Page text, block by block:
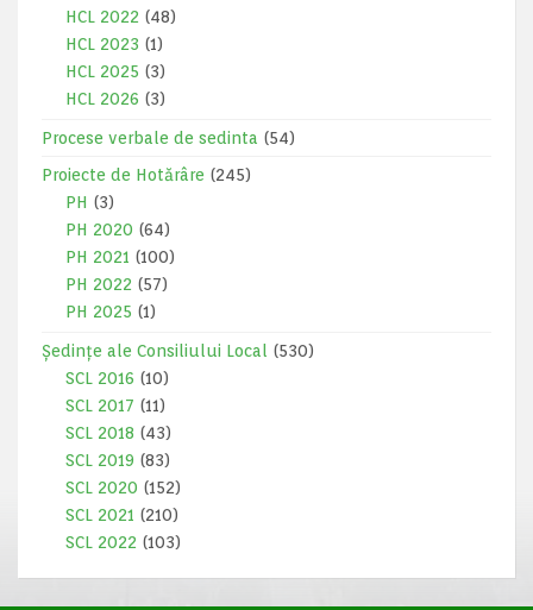
HCL 2022 (48)
HCL 2023 (1)
HCL 2025 (3)
HCL 2026 (3)
Procese verbale de sedinta (54)
Proiecte de Hotărâre (245)
PH (3)
PH 2020 (64)
PH 2021 (100)
PH 2022 (57)
PH 2025 (1)
Ședințe ale Consiliului Local
(530)
SCL 2016 (10)
SCL 2017 (11)
SCL 2018 (43)
SCL 2019 (83)
SCL 2020 (152)
SCL 2021 (210)
SCL 2022 (103)